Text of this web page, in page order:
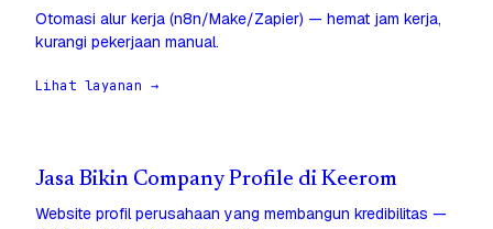
Otomasi alur kerja (n8n/Make/Zapier) — hemat jam kerja,
kurangi pekerjaan manual.
Lihat layanan →
Jasa Bikin Company Profile di Keerom
Website profil perusahaan yang membangun kredibilitas —